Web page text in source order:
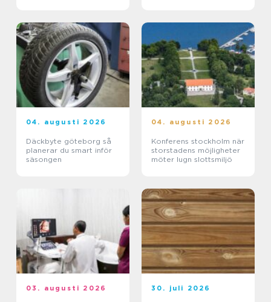
04. augusti 2026
Däckbyte göteborg så
planerar du smart inför
säsongen
04. augusti 2026
Konferens stockholm när
storstadens möjligheter
möter lugn slottsmiljö
03. augusti 2026 30. juli 2026